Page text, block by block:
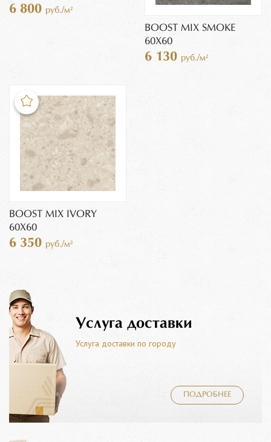
6 800 руб./м²
BOOST MIX SMOKE
60X60
6 130 руб./м²
BOOST MIX IVORY
60X60
6 350 руб./м²
Услуга доставки
Услуга доставки по городу
ПОДРОБНЕЕ